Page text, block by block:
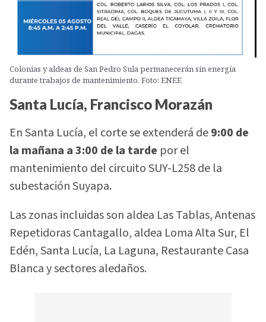
Colonias y aldeas de San Pedro Sula permanecerán sin energía
durante trabajos de mantenimiento. Foto: ENEE
Santa Lucía, Francisco Morazán
En Santa Lucía, el corte se extenderá de9:00 de
la mañana a 3:00 de la tarde por el
mantenimiento del circuito SUY-L258 de la
subestación Suyapa.
Las zonas incluidas son aldea Las Tablas, Antenas
Repetidoras Cantagallo, aldea Loma Alta Sur, El
Edén, Santa Lucía, La Laguna, Restaurante Casa
Blanca y sectores aledaños.